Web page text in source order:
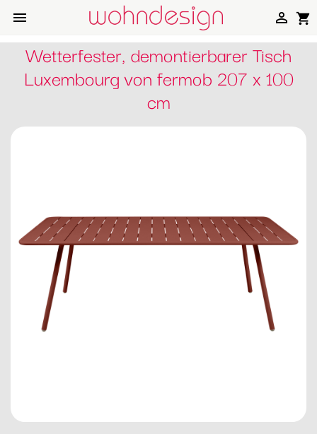
 shopping_cart

Wetterfester, demontierbarer Tisch
Luxembourg von fermob 207 x 100
cm